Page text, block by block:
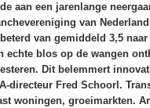
aan een jarenlange
van
van gemiddeld 3,5
echte blos op de wangen
Dit belemmert
directeur Fred Schoorl.
woningen, groeimarkten.